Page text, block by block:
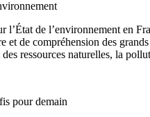
l’État de l’environnement en
et de compréhension des
des ressources naturelles, la
pour demain